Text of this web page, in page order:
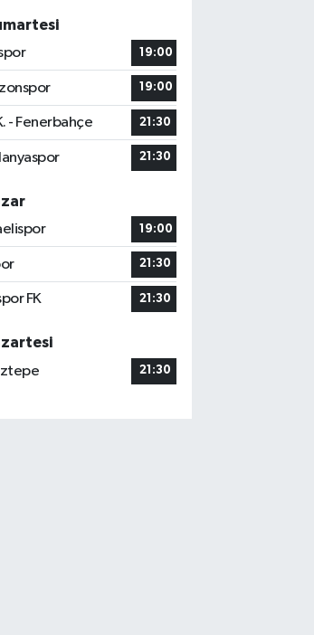
19:00
19:00
- Fenerbahçe 21:30
21:30
19:00
21:30
FK 21:30
21:30